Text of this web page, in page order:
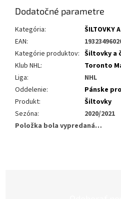
Dodatočné parametre
Kategória:
ŠILTOVKY
EAN:
Kategórie produktov: Šiltovky a
Klub NHL:
Toronto
Liga:
NHL
Oddelenie:
Pánske
Produkt:
Šiltovky
Sezóna:
2020/2021
Položka bola vypredaná…